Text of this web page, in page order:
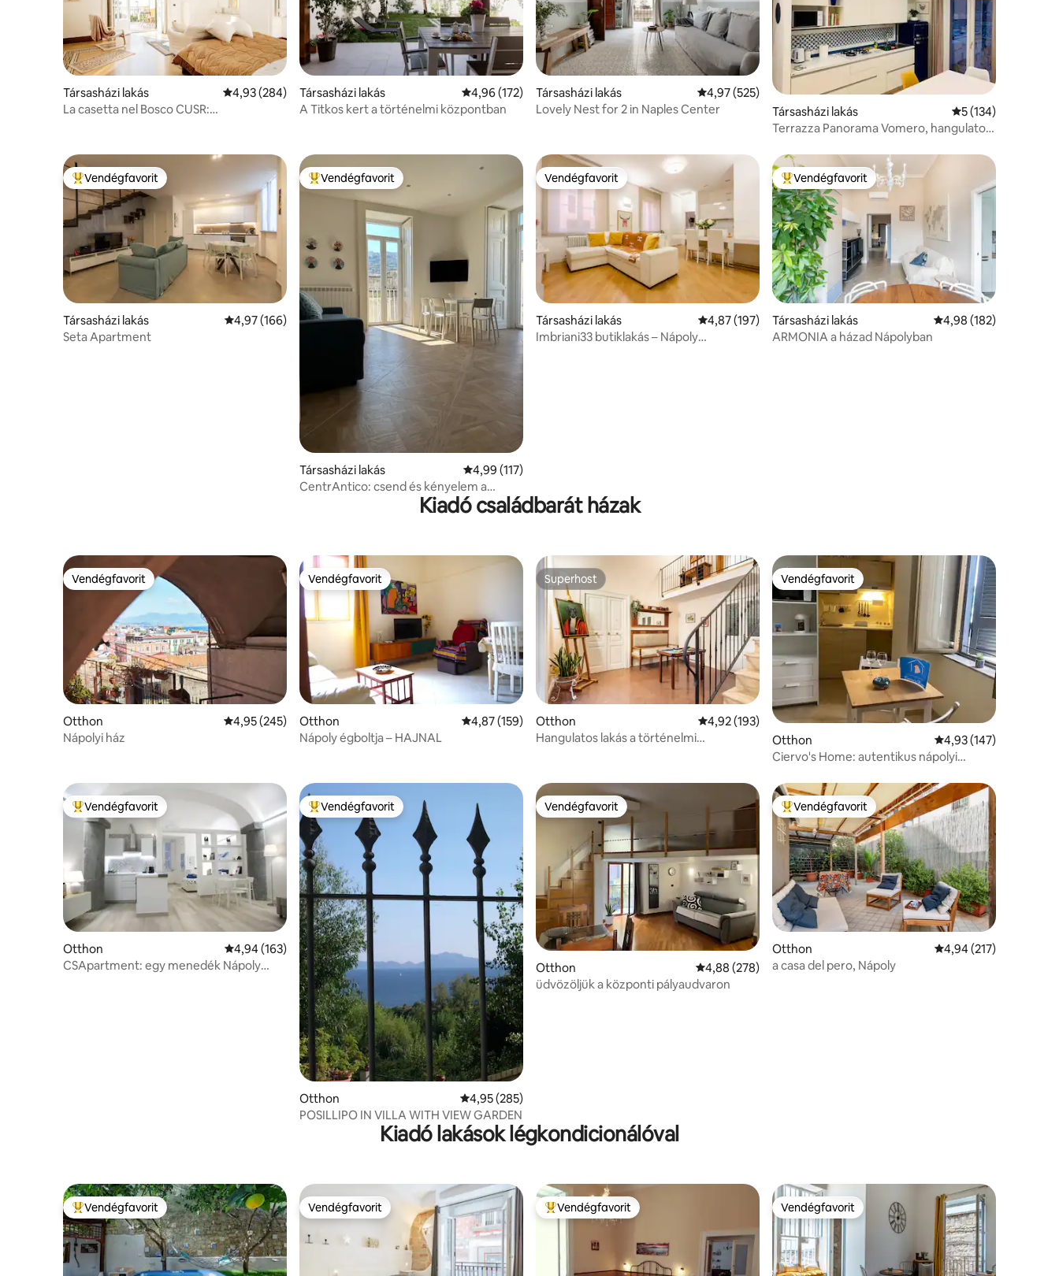
Társasházi lakás Átlagos értékelés: 5/4,93, 284 vélemény
4,93 (284)
La casetta nel Bosco CUSR:
Társasházi lakás Átlagos értékelés: 5/4,96, 172 vélemény
4,96 (172)
A Titkos kert a történelmi központban
Társasházi lakás Átlagos értékelés: 5/4,97, 525 vélemény
4,97 (525)
Lovely Nest for 2 in Naples Center
Társasházi lakás Átlagos értékelés:
5 (134)
Terrazza Panorama Vomero, hangulatos
Kiemelt vendégfavorit
Vendégfavorit
Társasházi lakás Átlagos értékelés: 5/4,97, 166 vélemény
4,97 (166)
Seta Apartment
Kiemelt vendégfavorit
Vendégfavorit
Társasházi lakás Átlagos értékelés: 5/4,99, 117 vélemény
4,99 (117)
CentrAntico: csend és kényelem a
Vendégfavorit
Vendégfavorit
Társasházi lakás Átlagos értékelés: 5/4,87, 197 vélemény
4,87 (197)
Imbriani33 butiklakás – Nápoly
Kiemelt vendégfavorit
Vendégfavorit
Társasházi lakás Átlagos értékelés: 5/
4,98 (182)
ARMONIA a házad Nápolyban
Kiadó családbarát házak
Vendégfavorit
Vendégfavorit
Otthon Átlagos értékelés: 5/4,95, 245 vélemény
4,95 (245)
Nápolyi ház
Vendégfavorit
Vendégfavorit
Otthon Átlagos értékelés: 5/4,87, 159 vélemény
4,87 (159)
Nápoly égboltja – HAJNAL
Superhost
Superhost
Otthon Átlagos értékelés: 5/4,92, 193 vélemény
4,92 (193)
Hangulatos lakás a történelmi
Vendégfavorit
Vendégfavorit
Otthon Átlagos értékelés: 5/
4,93 (147)
Ciervo's Home: autentikus nápolyi
Kiemelt vendégfavorit
Vendégfavorit
Otthon Átlagos értékelés: 5/4,94, 163 vélemény
4,94 (163)
CSApartment: egy menedék Nápoly
Kiemelt vendégfavorit
Vendégfavorit
Otthon Átlagos értékelés: 5/4,95, 285 vélemény
4,95 (285)
POSILLIPO IN VILLA WITH VIEW GARDEN
Vendégfavorit
Vendégfavorit
Otthon Átlagos értékelés: 5/4,88, 278 vélemény
4,88 (278)
üdvözöljük a központi pályaudvaron
Kiemelt vendégfavorit
Vendégfavorit
Otthon Átlagos értékelés: 5/
4,94 (217)
a casa del pero, Nápoly
Kiadó lakások légkondicionálóval
Kiemelt vendégfavorit
Vendégfavorit Vendégfavorit
Vendégfavorit Kiemelt vendégfavorit
Vendégfavorit Vendégfavorit
Vendégfavorit